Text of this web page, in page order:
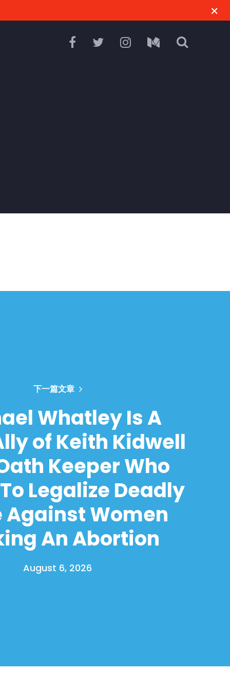
下一篇文章
Whatley Is A
of Keith Kidwell
Keeper Who
Legalize Deadly
Against Women
An Abortion
August 6, 2026